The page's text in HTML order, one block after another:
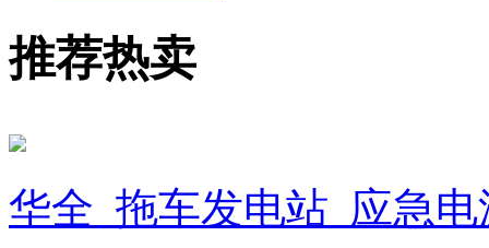
推荐热卖
华全_拖车发电站_应急